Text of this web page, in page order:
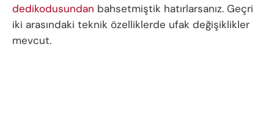
dedikodusundan bahsetmiştik hatırlarsanız. Geçri
iki arasındaki teknik özelliklerde ufak değişiklikler
mevcut.